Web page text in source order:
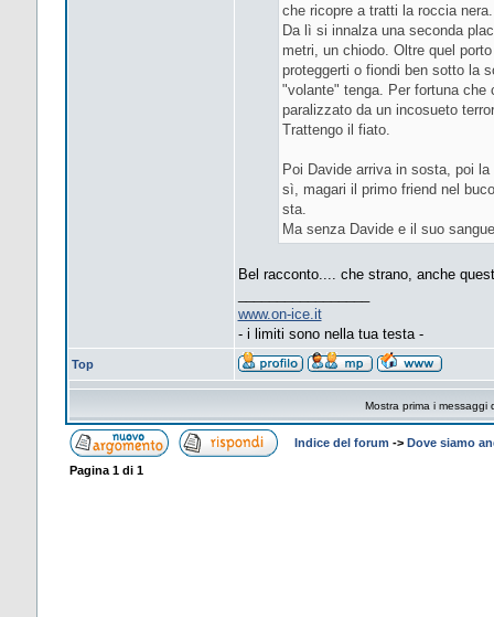
che ricopre a tratti la roccia nera.
Da lì si innalza una seconda
metri, un chiodo. Oltre quel
proteggerti o fiondi ben sotto la
"volante" tenga. Per fortuna che
paralizzato da un incosueto
Trattengo il fiato.
Poi Davide arriva in sosta, poi
sì, magari il primo friend nel
sta.
Ma senza Davide e il suo
Bel racconto.... che strano, anche
www.on-ice.it
- i limiti sono nella tua testa -
Top
Mostra prima i messaggi
Indice del forum -> Dove siamo
Pagina 1di 1